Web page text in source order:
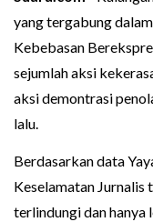
yang tergabung
Kebebasan
sejumlah aksi
aksi demontrasi
lalu.
Berdasarkan data
Keselamatan Jurnalis
terlindungi dan hanya